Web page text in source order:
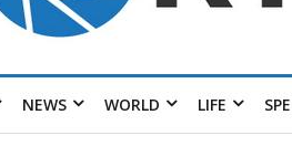
NEWS WORLD LIFE